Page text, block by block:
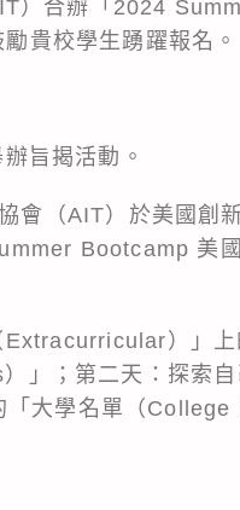
）合辦「2024
貴校學生踴躍報名。
旨揭活動。
會（AIT）於美國創
Bootcamp 美
Extracurricular）」
」；第二天：探索自
大學名單（College